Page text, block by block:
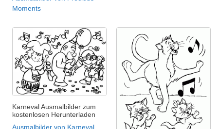
Moments
Karneval Ausmalbilder zum
kostenlosen Herunterladen
Ausmalbilder von Karneval